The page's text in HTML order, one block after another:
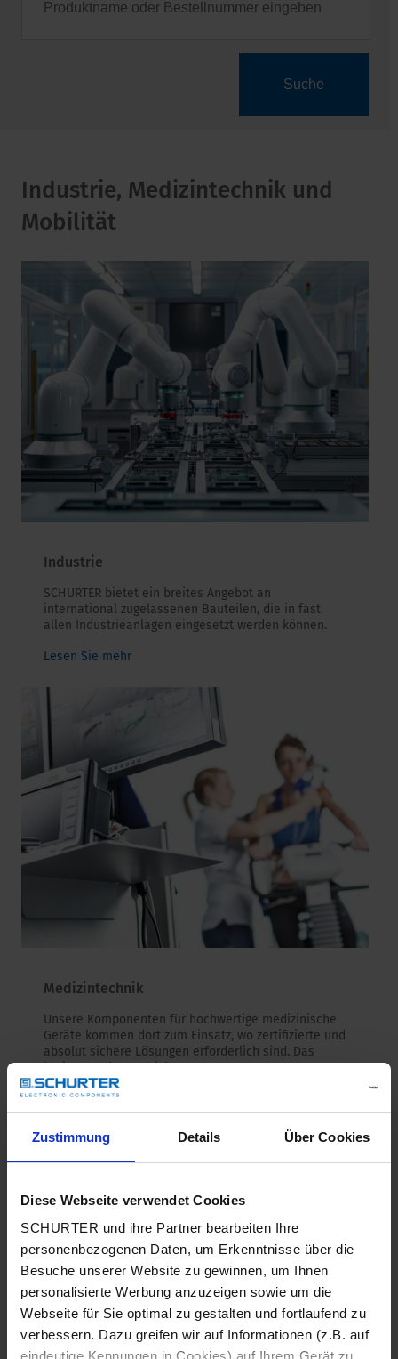
Zustimmung Details Über Cookies
Diese Webseite verwendet Cookies
SCHURTER und ihre Partner bearbeiten Ihre
personenbezogenen Daten, um Erkenntnisse über die
Besuche unserer Website zu gewinnen, um Ihnen
personalisierte Werbung anzuzeigen sowie um die
Webseite für Sie optimal zu gestalten und fortlaufend zu
verbessern. Dazu greifen wir auf Informationen (z.B. auf
eindeutige Kennungen in Cookies) auf Ihrem Gerät zu
Suche
Industrie, Medizintechnik und
Mobilität
Industrie
SCHURTER bietet ein breites Angebot an
international zugelassenen Bauteilen, die in fast
allen Industrieanlagen eingesetzt werden können.
Lesen Sie mehr
Medizintechnik
Unsere Komponenten für hochwertige medizinische
Geräte kommen dort zum Einsatz, wo zertifizierte und
absolut sichere Lösungen erforderlich sind. Das
breite Angebot an sicheren Stromversorgungen
erfüllt die Anforderungen eines anspruchsvollen
Marktes.
Lesen Sie mehr